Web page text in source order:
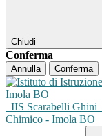
Chiudi
Conferma
Annulla Conferma
IIS Scarabelli Ghini
Chimico - Imola BO